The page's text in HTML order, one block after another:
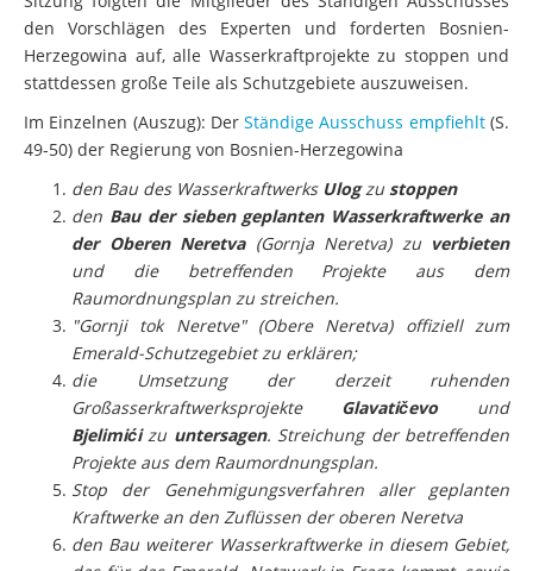
den Vorschlägen des Experten und forderten Bosnien-
Herzegowina auf, alle Wasserkraftprojekte zu stoppen und
stattdessen große Teile als Schutzgebiete auszuweisen.
49-50) der Regierung von Bosnien-Herzegowina
denBau der sieben geplanten Wasserkraftwerke an
der Oberen Neretva(Gornja Neretva) zuverbieten
und die betreffenden Projekte aus dem
Raumordnungsplan zu streichen.
"Gornji tok Neretve" (Obere Neretva) offiziell zum
Emerald-Schutzegebiet zu erklären;
die Umsetzung der derzeit ruhenden
GroßasserkraftwerksprojekteGlavatičevound
Bjelimićizuuntersagen. Streichung der betreffenden
Projekte aus dem Raumordnungsplan.
Stop der Genehmigungsverfahren aller geplanten
Kraftwerke an den Zuflüssen der oberen Neretva
den Bau weiterer Wasserkraftwerke in diesem Gebiet,
das für das Emerald -Netzwerk in Frage kommt, sowie